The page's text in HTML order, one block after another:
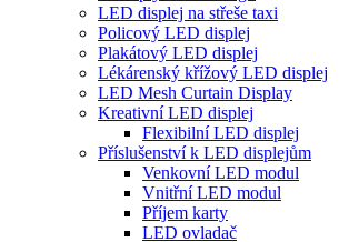
LED displej na střeše taxi
Policový LED displej
Plakátový LED displej
Lékárenský křížový LED displej
LED Mesh Curtain Display
Kreativní LED displej
Flexibilní LED displej
Příslušenství k LED displejům
Venkovní LED modul
Vnitřní LED modul
Příjem karty
LED ovladač